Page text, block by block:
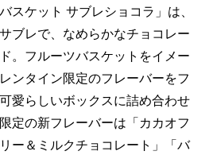
スケット サブレショコラ」は、
ブレで、なめらかなチョコレー
。フルーツバスケットをイメー
ンタイン限定のフレーバーをフ
愛らしいボックスに詰め合わせ
定の新フレーバーは「カカオフ
ー＆ミルクチョコレート」「バ